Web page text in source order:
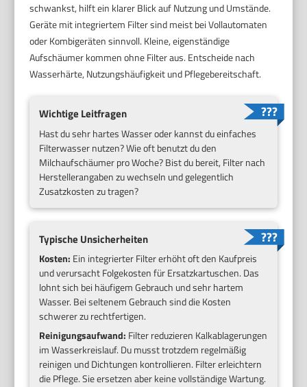
schwankst, hilft ein klarer Blick auf Nutzung und Umstände.
Geräte mit integriertem Filter sind meist bei Vollautomaten
oder Kombigeräten sinnvoll. Kleine, eigenständige
Aufschäumer kommen ohne Filter aus. Entscheide nach
Wasserhärte, Nutzungshäufigkeit und Pflegebereitschaft.
Wichtige Leitfragen
Hast du sehr hartes Wasser oder kannst du einfaches
Filterwasser nutzen? Wie oft benutzt du den
Milchaufschäumer pro Woche? Bist du bereit, Filter nach
Herstellerangaben zu wechseln und gelegentlich
Zusatzkosten zu tragen?
Typische Unsicherheiten
Kosten: Ein integrierter Filter erhöht oft den Kaufpreis
und verursacht Folgekosten für Ersatzkartuschen. Das
lohnt sich bei häufigem Gebrauch und sehr hartem
Wasser. Bei seltenem Gebrauch sind die Kosten
schwerer zu rechtfertigen.
Reinigungsaufwand: Filter reduzieren Kalkablagerungen
im Wasserkreislauf. Du musst trotzdem regelmäßig
reinigen und Dichtungen kontrollieren. Filter erleichtern
die Pflege. Sie ersetzen aber keine vollständige Wartung.